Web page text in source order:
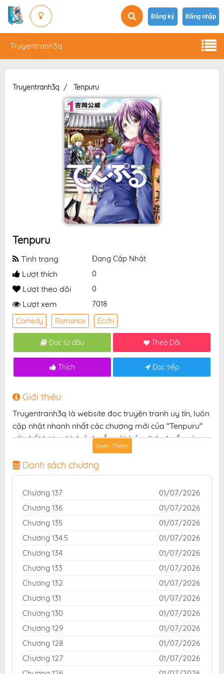
Đăng ký Đăng nhập
Truyentranh3q
Truyentranh3q Tenpuru
Tenpuru
Tình trạng Đang Cập Nhật
Lượt thích 0
Lượt theo dõi 0
Lượt xem 7018
Comedy Romance Ecchi
Đọc từ đầu Theo Dõi
Thích Đọc tiếp
Giới thiệu
Truyentranh3q là website đọc truyện tranh uy tín, luôn
cập nhật nhanh nhất các chương mới của "Tenpuru"
với chất lượng hình ảnh sắc nét, bản dịch chuẩn và
giao diện thân thiện, mang đến trải nghiệm đọc truyện
hấp dẫn, tiện lợi, hoàn toàn miễn phí cho độc giả yêu
thích truyện tranh online.
Xem Thêm
Danh sách chương
Chương 137
01/07/2026
Chương 136
01/07/2026
Chương 135
01/07/2026
Chương 134.5
01/07/2026
Chương 134
01/07/2026
Chương 133
01/07/2026
Chương 132
01/07/2026
Chương 131
01/07/2026
Chương 130
01/07/2026
Chương 129
01/07/2026
Chương 128
01/07/2026
Chương 127
01/07/2026